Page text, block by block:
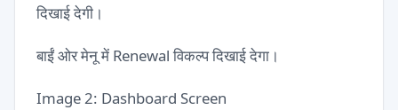
दिखाई देगी।
बाईं ओर मेनू में Renewal विकल्प दिखाई देगा।
Image 2: Dashboard Screen